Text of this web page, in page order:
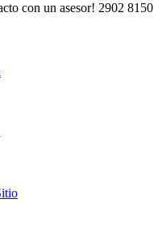
con un asesor! 2902 8150